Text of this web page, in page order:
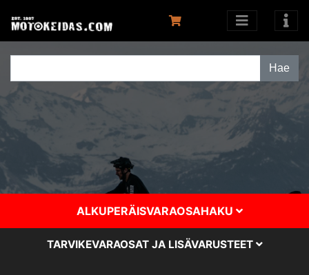
ALKUPERÄISVARAOSAHAKU
TARVIKEVARAOSAT JA LISÄVARUSTEET